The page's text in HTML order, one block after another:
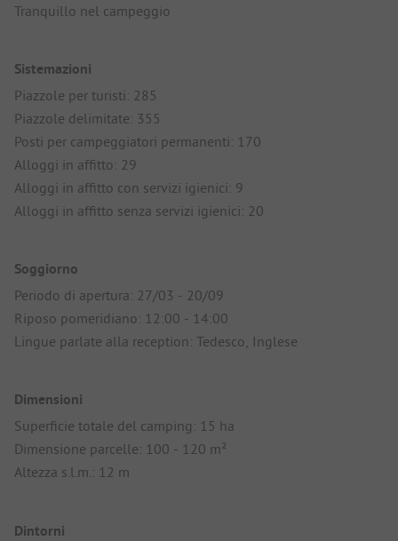
Tranquillo nel campeggio
Sistemazioni
Piazzole per turisti: 285
Piazzole delimitate: 355
Posti per campeggiatori permanenti: 170
Alloggi in affitto: 29
Alloggi in affitto con servizi igienici: 9
Alloggi in affitto senza servizi igienici: 20
Soggiorno
Periodo di apertura: 27/03 - 20/09
Riposo pomeridiano: 12:00 - 14:00
Lingue parlate alla reception: Tedesco, Inglese
Dimensioni
Superficie totale del camping: 15 ha
Dimensione parcelle: 100 - 120 m²
Altezza s.l.m.: 12 m
Dintorni